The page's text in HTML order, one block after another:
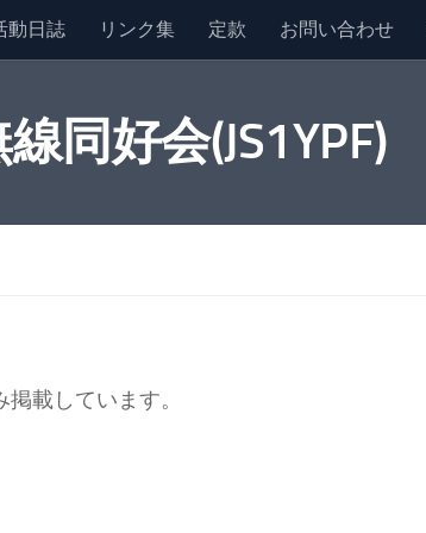
動日誌 リンク集 定款 お問い合わせ
同好会(JS1YPF)
載しています。